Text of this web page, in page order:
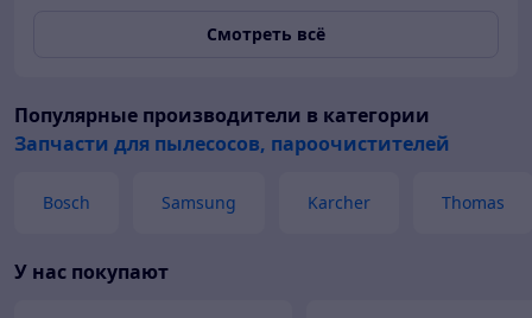
Смотреть всё
Популярные производители в категории
Запчасти для пылесосов, пароочистителей
Bosch Samsung Karcher Thomas
У нас покупают